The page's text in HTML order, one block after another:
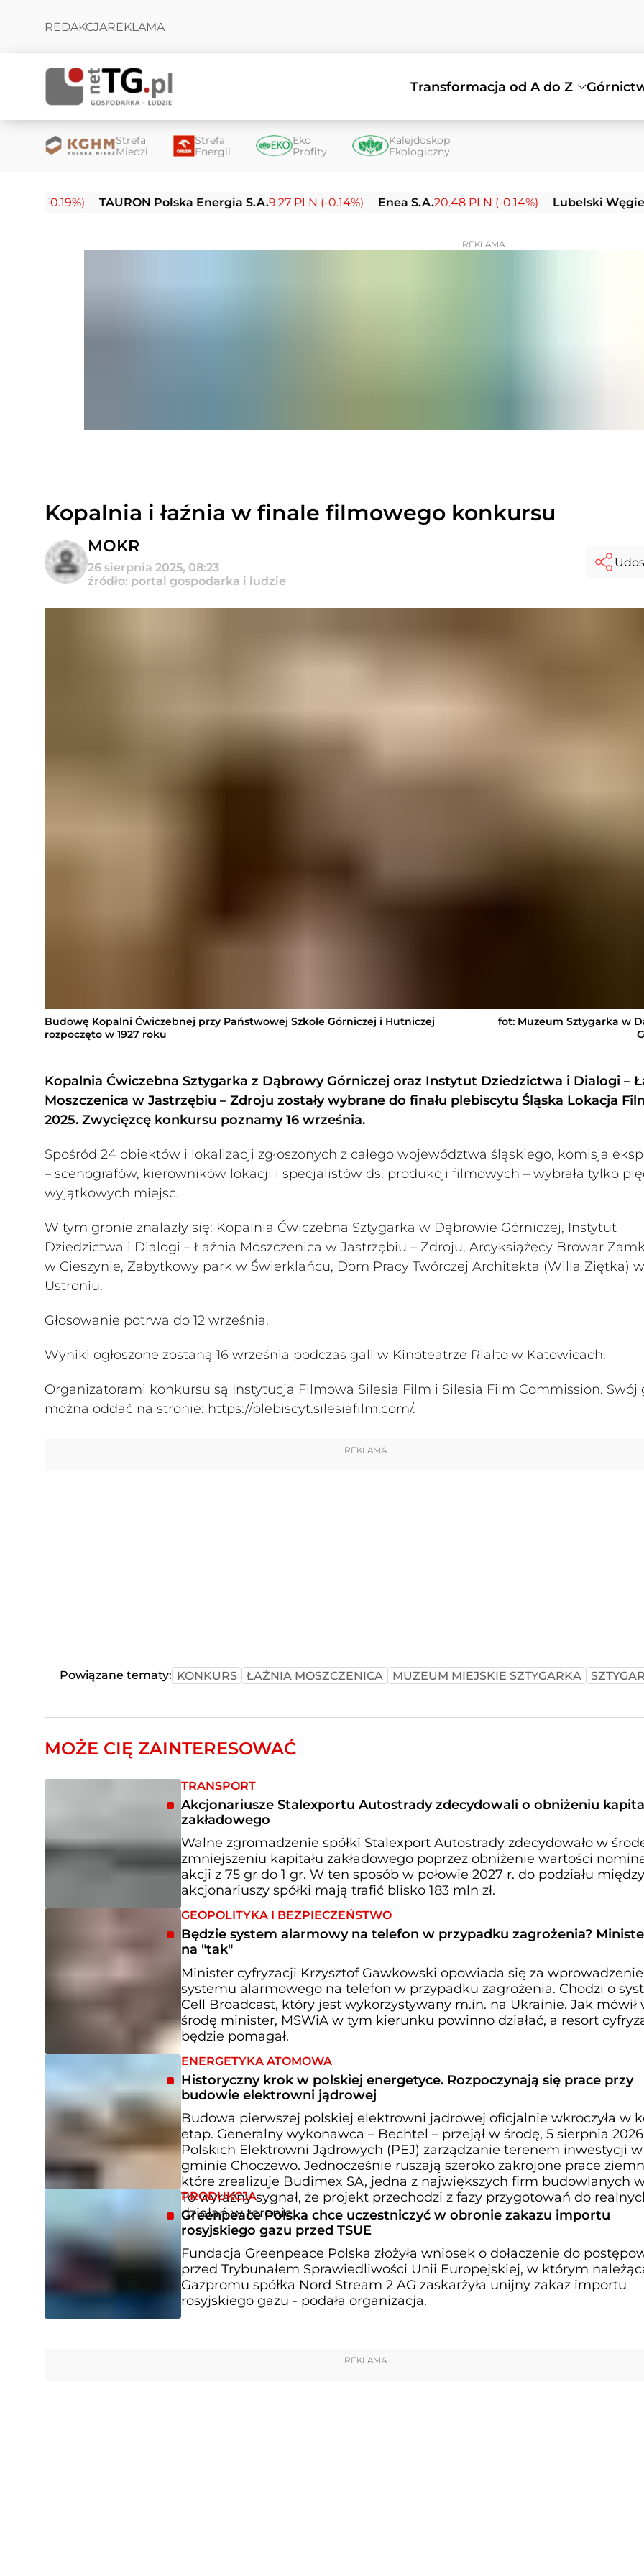
REDAKCJAREKLAMA
Transformacja od A do Z
Strefa
Miedzi
Strefa
Energii
Eko
Profity
Kalejdoskop
Ekologiczny
TAURON Polska Energia S.A.9.27 PLN (-0.14%) Enea S.A.20.48 PLN (-0.14%) Lubelski Węgiel
REKLAMA
Kopalnia i łaźnia w finale filmowego konkursu
MOKR
26 sierpnia 2025, 08:23
źródło: portal gospodarka i ludzie
Budowę Kopalni Ćwiczebnej przy Państwowej Szkole Górniczej i Hutniczej
rozpoczęto w 1927 roku
fot: Muzeum Sztygarka w
Kopalnia Ćwiczebna Sztygarka z Dąbrowy Górniczej oraz Instytut Dziedzictwa i Dialogi –
Moszczenica w Jastrzębiu – Zdroju zostały wybrane do finału plebiscytu Śląska Lokacja
2025. Zwycięzcę konkursu poznamy 16 września.
Spośród 24 obiektów i lokalizacji zgłoszonych z całego województwa śląskiego, komisja
– scenografów, kierowników lokacji i specjalistów ds. produkcji filmowych – wybrała tylko
wyjątkowych miejsc.
W tym gronie znalazły się: Kopalnia Ćwiczebna Sztygarka w Dąbrowie Górniczej, Instytut
Dziedzictwa i Dialogi – Łaźnia Moszczenica w Jastrzębiu – Zdroju, Arcyksiążęcy Browar
w Cieszynie, Zabytkowy park w Świerklańcu, Dom Pracy Twórczej Architekta (Willa Ziętka) w
Ustroniu.
Głosowanie potrwa do 12 września.
Wyniki ogłoszone zostaną 16 września podczas gali w Kinoteatrze Rialto w Katowicach.
Organizatorami konkursu są Instytucja Filmowa Silesia Film i Silesia Film Commission. Swój
można oddać na stronie: https://plebiscyt.silesiafilm.com/.
REKLAMA
Powiązane tematy: KONKURS ŁAŹNIA MOSZCZENICA MUZEUM MIEJSKIE SZTYGARKA
MOŻE CIĘ ZAINTERESOWAĆ
TRANSPORT
Akcjonariusze Stalexportu Autostrady zdecydowali o obniżeniu
zakładowego
Walne zgromadzenie spółki Stalexport Autostrady zdecydowało w
zmniejszeniu kapitału zakładowego poprzez obniżenie wartości
akcji z 75 gr do 1 gr. W ten sposób w połowie 2027 r. do podziału między
akcjonariuszy spółki mają trafić blisko 183 mln zł.
GEOPOLITYKA I BEZPIECZEŃSTWO
Będzie system alarmowy na telefon w przypadku zagrożenia?
na "tak"
Minister cyfryzacji Krzysztof Gawkowski opowiada się za
systemu alarmowego na telefon w przypadku zagrożenia. Chodzi o
Cell Broadcast, który jest wykorzystywany m.in. na Ukrainie. Jak mówił
środę minister, MSWiA w tym kierunku powinno działać, a resort
będzie pomagał.
ENERGETYKA ATOMOWA
Historyczny krok w polskiej energetyce. Rozpoczynają się prace przy
budowie elektrowni jądrowej
Budowa pierwszej polskiej elektrowni jądrowej oficjalnie wkroczyła w
etap. Generalny wykonawca – Bechtel – przejął w środę, 5 sierpnia
Polskich Elektrowni Jądrowych (PEJ) zarządzanie terenem inwestycji w
gminie Choczewo. Jednocześnie ruszają szeroko zakrojone prace
które zrealizuje Budimex SA, jedna z największych firm budowlanych
To wyraźny sygnał, że projekt przechodzi z fazy przygotowań do
działań w terenie.
PRODUKCJA
Greenpeace Polska chce uczestniczyć w obronie zakazu importu
rosyjskiego gazu przed TSUE
Fundacja Greenpeace Polska złożyła wniosek o dołączenie do
przed Trybunałem Sprawiedliwości Unii Europejskiej, w którym
Gazpromu spółka Nord Stream 2 AG zaskarżyła unijny zakaz importu
rosyjskiego gazu - podała organizacja.
REKLAMA